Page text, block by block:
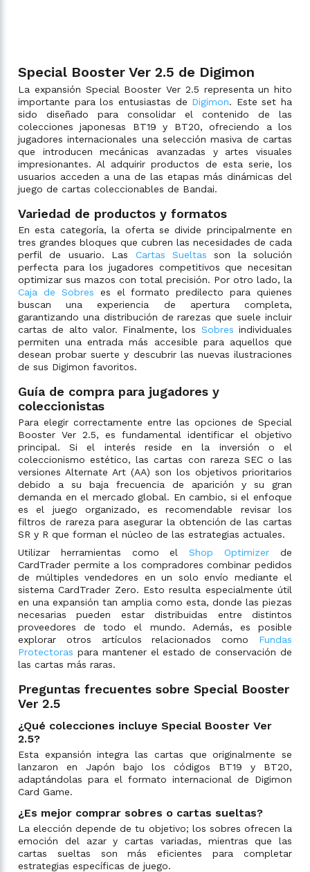
Special Booster Ver 2.5 de Digimon
La expansión Special Booster Ver 2.5 representa un hito
importante para los entusiastas de Digimon. Este set ha
sido diseñado para consolidar el contenido de las
colecciones japonesas BT19 y BT20, ofreciendo a los
jugadores internacionales una selección masiva de cartas
que introducen mecánicas avanzadas y artes visuales
impresionantes. Al adquirir productos de esta serie, los
usuarios acceden a una de las etapas más dinámicas del
juego de cartas coleccionables de Bandai.
Variedad de productos y formatos
En esta categoría, la oferta se divide principalmente en
tres grandes bloques que cubren las necesidades de cada
perfil de usuario. Las Cartas Sueltas son la solución
perfecta para los jugadores competitivos que necesitan
optimizar sus mazos con total precisión. Por otro lado, la
Caja de Sobres es el formato predilecto para quienes
buscan una experiencia de apertura completa,
garantizando una distribución de rarezas que suele incluir
cartas de alto valor. Finalmente, los Sobres individuales
permiten una entrada más accesible para aquellos que
desean probar suerte y descubrir las nuevas ilustraciones
de sus Digimon favoritos.
Guía de compra para jugadores y
coleccionistas
Para elegir correctamente entre las opciones de Special
Booster Ver 2.5, es fundamental identificar el objetivo
principal. Si el interés reside en la inversión o el
coleccionismo estético, las cartas con rareza SEC o las
versiones Alternate Art (AA) son los objetivos prioritarios
debido a su baja frecuencia de aparición y su gran
demanda en el mercado global. En cambio, si el enfoque
es el juego organizado, es recomendable revisar los
filtros de rareza para asegurar la obtención de las cartas
SR y R que forman el núcleo de las estrategias actuales.
Utilizar herramientas como elShop Optimizer de
CardTrader permite a los compradores combinar pedidos
de múltiples vendedores en un solo envío mediante el
sistema CardTrader Zero. Esto resulta especialmente útil
en una expansión tan amplia como esta, donde las piezas
necesarias pueden estar distribuidas entre distintos
proveedores de todo el mundo. Además, es posible
explorar otros artículos relacionados como Fundas
Protectoras para mantener el estado de conservación de
las cartas más raras.
Preguntas frecuentes sobre Special Booster
Ver 2.5
¿Qué colecciones incluye Special Booster Ver
2.5?
Esta expansión integra las cartas que originalmente se
lanzaron en Japón bajo los códigos BT19 y BT20,
adaptándolas para el formato internacional de Digimon
Card Game.
¿Es mejor comprar sobres o cartas sueltas?
La elección depende de tu objetivo; los sobres ofrecen la
emoción del azar y cartas variadas, mientras que las
cartas sueltas son más eficientes para completar
estrategias específicas de juego.